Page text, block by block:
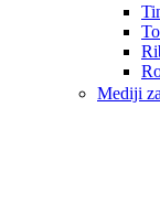
Mediji